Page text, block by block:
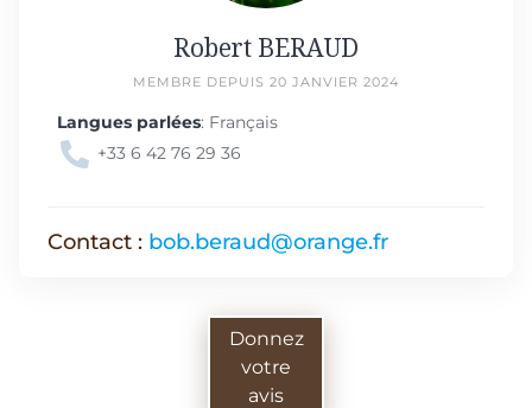
Robert BERAUD
MEMBRE DEPUIS 20 JANVIER 2024
Langues parlées: Français
+33 6 42 76 29 36
Contact : bob.beraud@orange.fr
Donnez
votre
avis